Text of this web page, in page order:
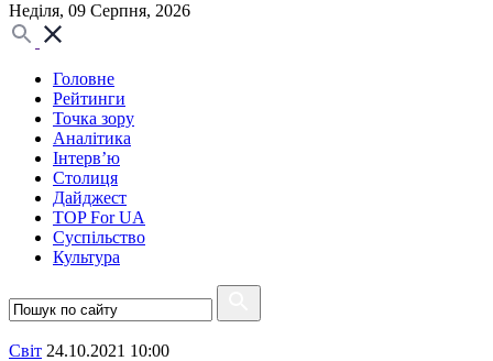
Неділя, 09 Серпня, 2026
Головне
Рейтинги
Точка зору
Аналітика
Інтерв’ю
Столиця
Дайджест
TOP For UA
Суспiльство
Культура
Свiт 24.10.2021 10:00